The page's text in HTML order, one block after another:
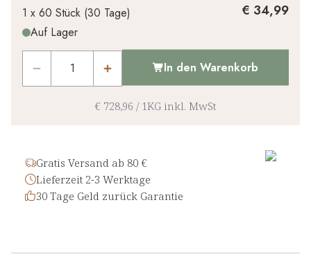
Ihr persönlicher Rabatt
1x
1 x 60 Stück (30 Tage)
Auf Lager
€ 34,99
In den Warenkorb
€ 728,96 / 1KG inkl. MwSt
Gratis Versand ab 80 €
Lieferzeit 2-3 Werktage
30 Tage Geld zurück Garantie